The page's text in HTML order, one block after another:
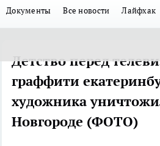
Документы Все новости Лайфхак
Детство перед
граффити
художника
Новгороде (ФОТО)